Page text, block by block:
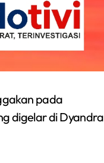
pada
digelar di Dyandra